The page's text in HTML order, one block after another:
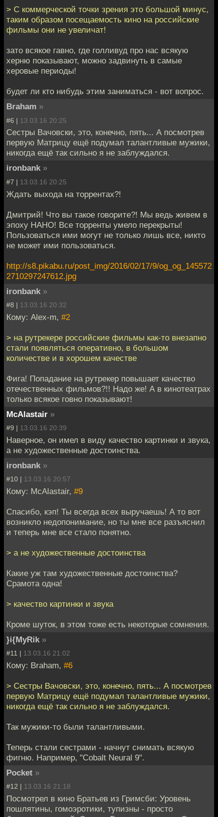
> С коммерческой точки зрения это большой минус,
таким образом посещаемость кино на российские
фильмы они не увеличат!
зато всякое гавно, где голливуд про нас всякую
херню показывают, можно задвинуть в самые
херовые периоды!
будет ли кто нибудь этим заниматься - вот вопрос.
Braham »
#6 | 13.03.16 20:25
Сестры Вачовски, это, конечно, пять... А посмотрев
первую Матрицу ещё подумал талантливые мужики,
никогда ещё так сильно я не заблуждался.
ironbank »
#7 | 13.03.16 20:25
Ждать выхода на торрентах?!
Дмитрий! Что вы такое говорите?! Мы ведь живем в
эпоху НАНО! Все торренты умело перекрыты!
Пользоваться ими могут не только лишь все, никто
не может ими пользоваться.
http://s8.pikabu.ru/post_img/2016/02/17/9/og_og_145572
2710297247612.jpg
ironbank »
#8 | 13.03.16 20:32
Кому: Alex-m, #2
> на рутрекере российские фильмы как-то внезапно
стали появляться оперативно, в большом
количестве и в хорошем качестве
Фига! Попадание на рутрекер повышает качество
отечественных фильмов?!! Надо же! А в кинотеатрах
только всякое говно показывают!
McAlastair »
#9 | 13.03.16 20:39
Наверное, он имел в виду качество картинки и звука,
а не художественные достоинства.
ironbank »
#10 | 13.03.16 20:57
Кому: McAlastair, #9
Спасибо, кэп! Ты всегда всех выручаешь! А то вот
возникло недопонимание, но ты мне все разъяснил
и теперь мне все стало понятно.
> а не художественные достоинства
Какие уж там художественные достоинства?
Срамота одна!
> качество картинки и звука
Кроме шуток, в этом тоже есть некоторые сомнения.
}i{MyRik »
#11 | 13.03.16 21:02
Кому: Braham, #6
> Сестры Вачовски, это, конечно, пять... А посмотрев
первую Матрицу ещё подумал талантливые мужики,
никогда ещё так сильно я не заблуждался.
Так мужики-то были талантливыми.
Теперь стали сестрами - начнут снимать всякую
фигню. Например, "Cobalt Neural 9".
Pocket »
#12 | 13.03.16 21:18
Посмотрел в кино Братьев из Гримсби: Уровень
пошлятины, гомоэротики, тупизны - просто